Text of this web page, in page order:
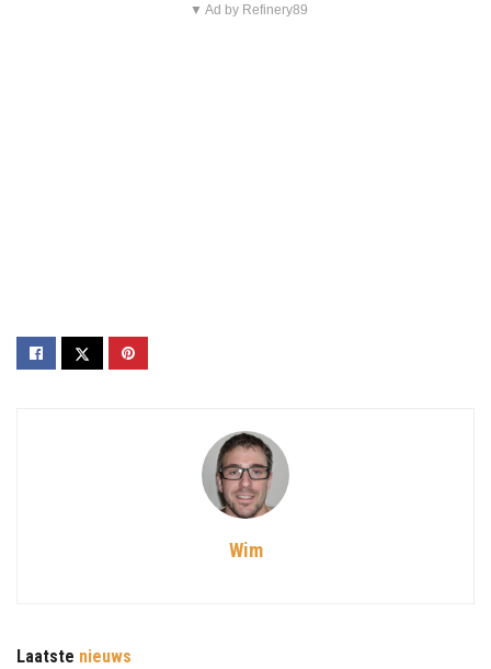
▼ Ad by Refinery89
Wim
Laatste nieuws